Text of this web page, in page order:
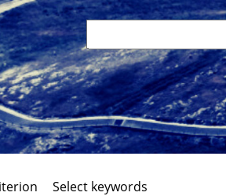
Select keywords